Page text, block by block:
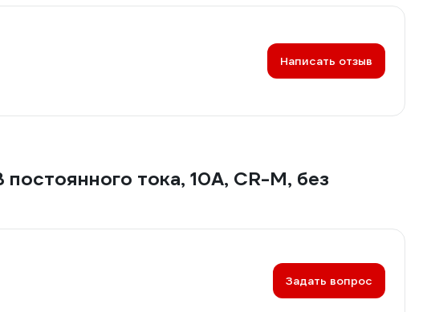
Написать отзыв
тока, 10А, CR-M, без
Задать вопрос